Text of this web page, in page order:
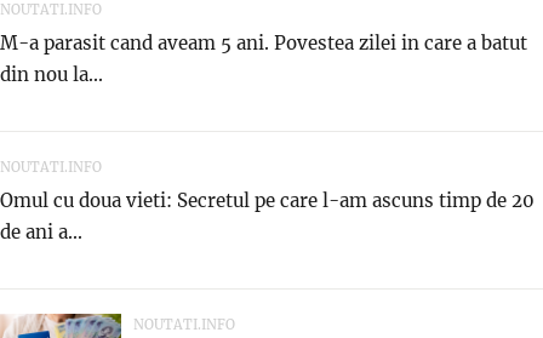
NOUTATI.INFO
M-a parasit cand aveam 5 ani. Povestea zilei in care a batut
din nou la...
NOUTATI.INFO
Omul cu doua vieti: Secretul pe care l-am ascuns timp de 20
de ani a...
NOUTATI.INFO